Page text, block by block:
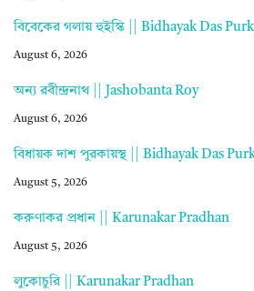
বিবেকের গলায় হুইস্কি || Bidhayak Das
August 6, 2026
অন্য রবীন্দ্রনাথ || Jashobanta Roy
August 6, 2026
বিধায়ক দাশ পুরকায়স্থ || Bidhayak Das
August 5, 2026
করুণাকর প্রধান || Karunakar Pradhan
August 5, 2026
লুকোচুরি || Karunakar Pradhan